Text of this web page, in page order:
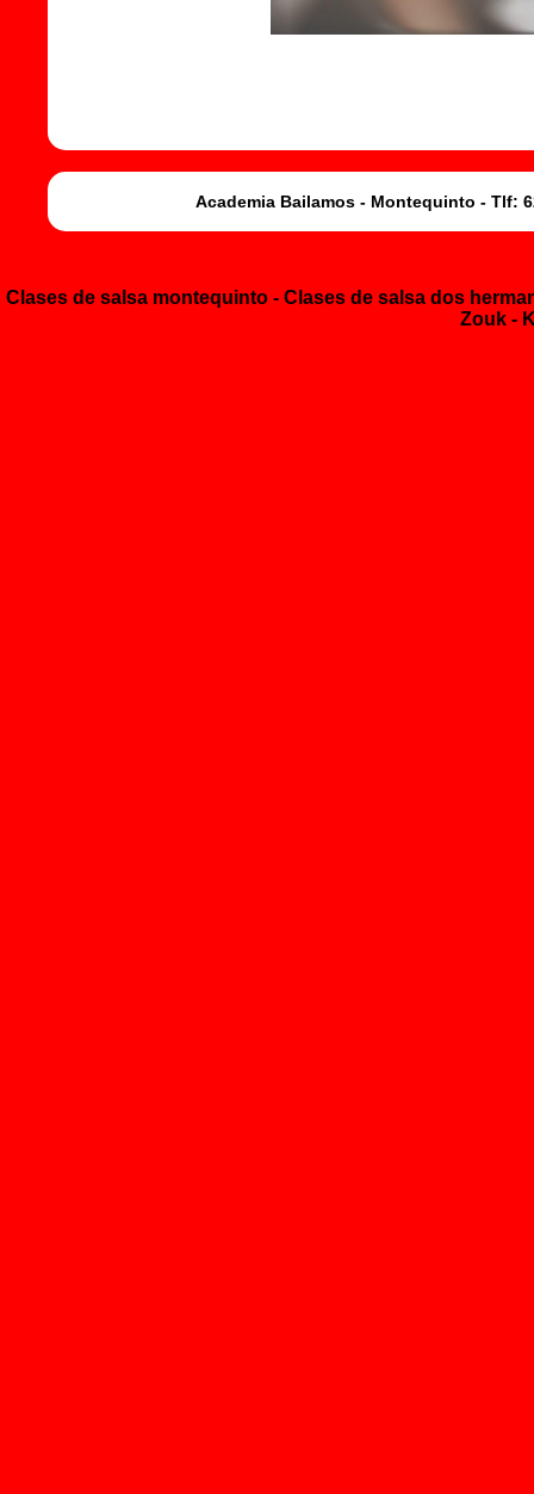
Academia Bailamos - Montequinto - Tlf:
Clases de salsa montequinto - Clases de salsa dos
Zouk -